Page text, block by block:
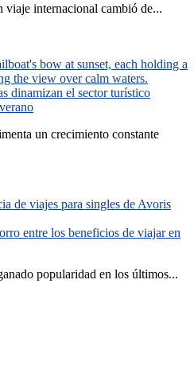
viaje internacional cambió de...
dinamizan el sector turístico
un crecimiento constante
entre los beneficios de viajar en
popularidad en los últimos...